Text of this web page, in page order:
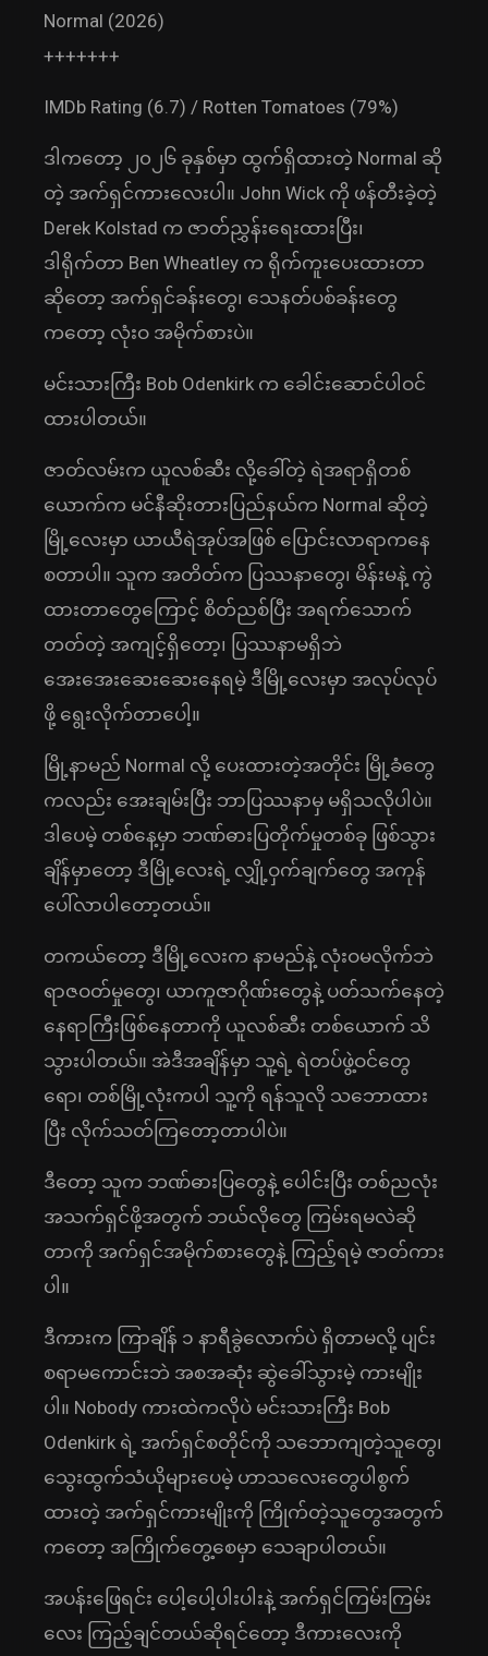
Normal (2026)
+++++++
IMDb Rating (6.7) / Rotten Tomatoes (79%)
ဒါကတော့ ၂၀၂၆ ခုနှစ်မှာ ထွက်ရှိထားတဲ့ Normal ဆို
တဲ့ အက်ရှင်ကားလေးပါ။ John Wick ကို ဖန်တီးခဲ့တဲ့
Derek Kolstad က ဇာတ်ညွှန်းရေးထားပြီး၊
ဒါရိုက်တာ Ben Wheatley က ရိုက်ကူးပေးထားတာ
ဆိုတော့ အက်ရှင်ခန်းတွေ၊ သေနတ်ပစ်ခန်းတွေ
ကတော့ လုံးဝ အမိုက်စားပဲ။
မင်းသားကြီး Bob Odenkirk က ခေါင်းဆောင်ပါဝင်
ထားပါတယ်။
ဇာတ်လမ်းက ယူလစ်ဆီး လို့ခေါ်တဲ့ ရဲအရာရှိတစ်
ယောက်က မင်နီဆိုးတားပြည်နယ်က Normal ဆိုတဲ့
မြို့လေးမှာ ယာယီရဲအုပ်အဖြစ် ပြောင်းလာရာကနေ
စတာပါ။ သူက အတိတ်က ပြဿနာတွေ၊ မိန်းမနဲ့ ကွဲ
ထားတာတွေကြောင့် စိတ်ညစ်ပြီး အရက်သောက်
တတ်တဲ့ အကျင့်ရှိတော့၊ ပြဿနာမရှိဘဲ
အေးအေးဆေးဆေးနေရမဲ့ ဒီမြို့လေးမှာ အလုပ်လုပ်
ဖို့ ရွေးလိုက်တာပေါ့။
မြို့နာမည် Normal လို့ ပေးထားတဲ့အတိုင်း မြို့ခံတွေ
ကလည်း အေးချမ်းပြီး ဘာပြဿနာမှ မရှိသလိုပါပဲ။
ဒါပေမဲ့ တစ်နေ့မှာ ဘဏ်ဓားပြတိုက်မှုတစ်ခု ဖြစ်သွား
ချိန်မှာတော့ ဒီမြို့လေးရဲ့ လျှို့ဝှက်ချက်တွေ အကုန်
ပေါ်လာပါတော့တယ်။
တကယ်တော့ ဒီမြို့လေးက နာမည်နဲ့ လုံးဝမလိုက်ဘဲ
ရာဇဝတ်မှုတွေ၊ ယာကူဇာဂိုဏ်းတွေနဲ့ ပတ်သက်နေတဲ့
နေရာကြီးဖြစ်နေတာကို ယူလစ်ဆီး တစ်ယောက် သိ
သွားပါတယ်။ အဲဒီအချိန်မှာ သူ့ရဲ့ ရဲတပ်ဖွဲ့ဝင်တွေ
ရော၊ တစ်မြို့လုံးကပါ သူ့ကို ရန်သူလို သဘောထား
ပြီး လိုက်သတ်ကြတော့တာပါပဲ။
ဒီတော့ သူက ဘဏ်ဓားပြတွေနဲ့ ပေါင်းပြီး တစ်ညလုံး
အသက်ရှင်ဖို့အတွက် ဘယ်လိုတွေ ကြမ်းရမလဲဆို
တာကို အက်ရှင်အမိုက်စားတွေနဲ့ ကြည့်ရမဲ့ ဇာတ်ကား
ပါ။
ဒီကားက ကြာချိန် ၁ နာရီခွဲလောက်ပဲ ရှိတာမလို့ ပျင်း
စရာမကောင်းဘဲ အစအဆုံး ဆွဲခေါ်သွားမဲ့ ကားမျိုး
ပါ။ Nobody ကားထဲကလိုပဲ မင်းသားကြီး Bob
Odenkirk ရဲ့ အက်ရှင်စတိုင်ကို သဘောကျတဲ့သူတွေ၊
သွေးထွက်သံယိုများပေမဲ့ ဟာသလေးတွေပါစွက်
ထားတဲ့ အက်ရှင်ကားမျိုးကို ကြိုက်တဲ့သူတွေအတွက်
ကတော့ အကြိုက်တွေ့စေမှာ သေချာပါတယ်။
အပန်းဖြေရင်း ပေါ့ပေါ့ပါးပါးနဲ့ အက်ရှင်ကြမ်းကြမ်း
လေး ကြည့်ချင်တယ်ဆိုရင်တော့ ဒီကားလေးကို